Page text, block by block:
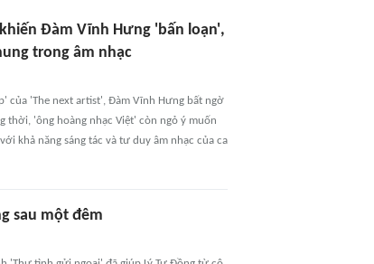
Đàm Vĩnh Hưng 'bấn loạn',
trong âm nhạc
của 'The next artist', Đàm Vĩnh Hưng bất ngờ
thời, 'ông hoàng nhạc Việt' còn ngỏ ý muốn
khả năng sáng tác và tư duy âm nhạc của ca
sau một đêm